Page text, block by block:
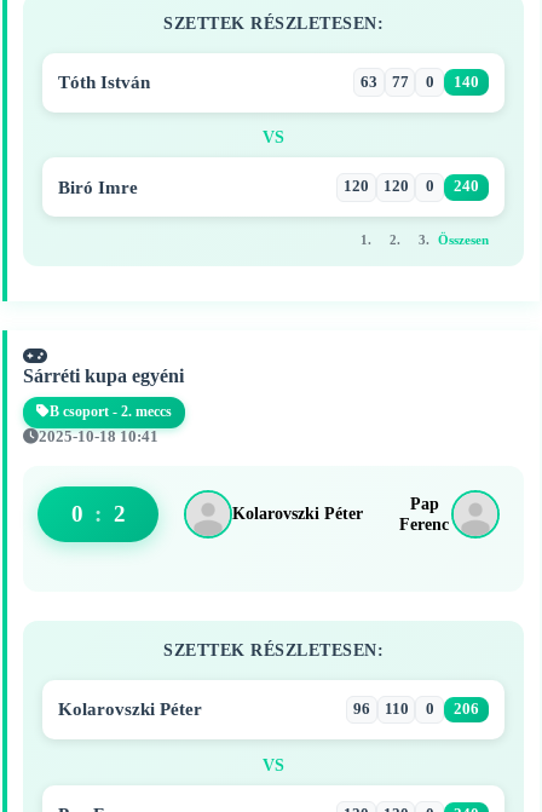
SZETTEK RÉSZLETESEN:
Tóth István 63 77 0 140
VS
Biró Imre 120 120 0 240
1. 2. 3. Összesen
Sárréti kupa egyéni
B csoport - 2. meccs
2025-10-18 10:41
Kolarovszki Péter
0 : 2
Pap
Ferenc
SZETTEK RÉSZLETESEN:
Kolarovszki Péter 96 110 0 206
VS